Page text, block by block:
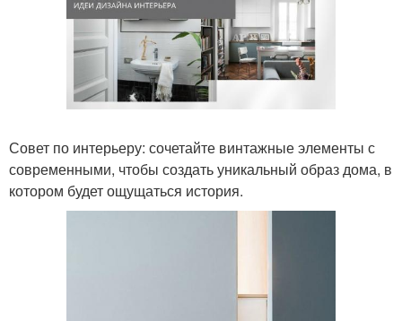
Совет по интерьеру: сочетайте винтажные элементы с
современными, чтобы создать уникальный образ дома, в
котором будет ощущаться история.